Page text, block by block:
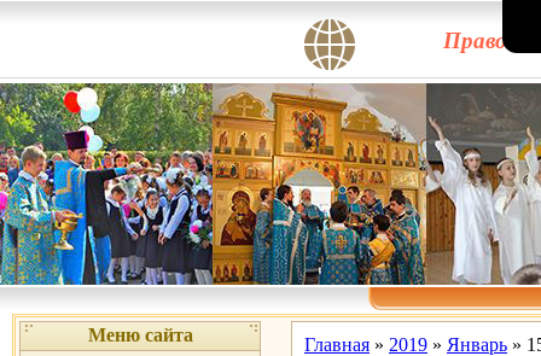
Меню сайта
Главная » 2019 » Январь »